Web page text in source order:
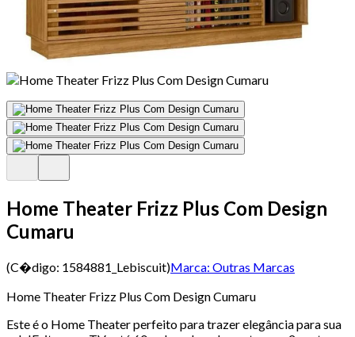
Home Theater Frizz Plus Com Design
Cumaru
(C�digo: 1584881_Lebiscuit)Marca: Outras Marcas
Home Theater Frizz Plus Com Design Cumaru
Este é o Home Theater perfeito para trazer elegância para sua